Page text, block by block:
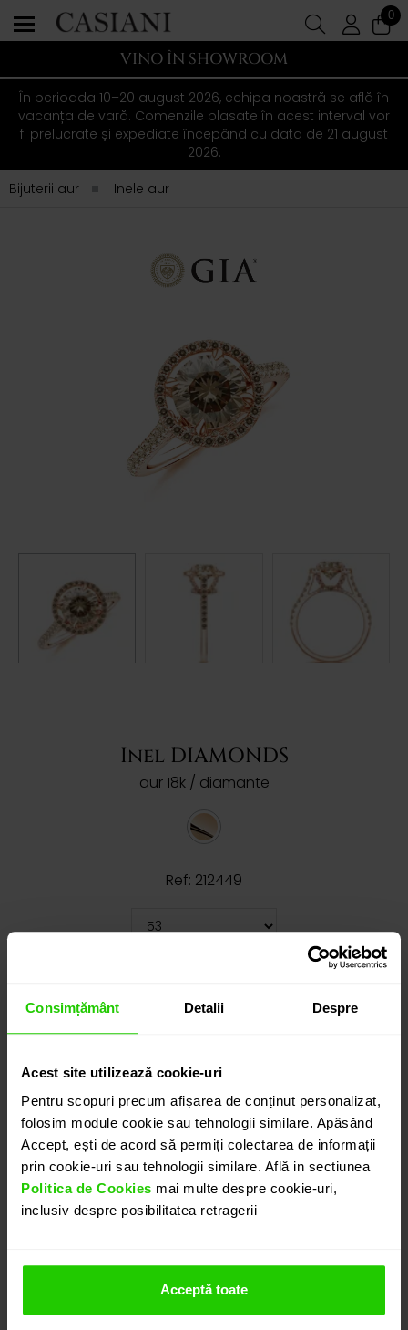
Consimțământ Detalii Despre
Acest site utilizează cookie-uri
Pentru scopuri precum afișarea de conținut personalizat,
folosim module cookie sau tehnologii similare. Apăsând
Accept, ești de acord să permiți colectarea de informații
prin cookie-uri sau tehnologii similare. Află in sectiunea
Politica de Cookies mai multe despre cookie-uri,
inclusiv despre posibilitatea retragerii
Acceptă toate
0
VINO ÎN SHOWROOM
În perioada 10–20 august 2026, echipa noastră se află în
vacanța de vară. Comenzile plasate în acest interval vor
fi prelucrate și expediate începând cu data de 21 august
2026.
Bijuterii aur
Inele aur
Inel DIAMONDS
aur 18k / diamante
Ref: 212449
23.205
ADAUGĂ ÎN COȘ
PROGRAMEAZĂ O ÎNTÂLNIRE